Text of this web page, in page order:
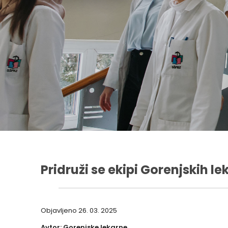
Pridruži se ekipi Gorenjskih
Objavljeno 26. 03. 2025